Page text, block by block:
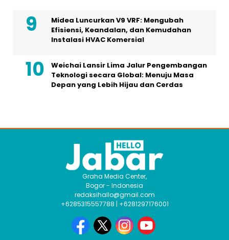
Midea Luncurkan V9 VRF: Mengubah
Efisiensi, Keandalan, dan Kemudahan
Instalasi HVAC Komersial
Weichai Lansir Lima Jalur Pengembangan
Teknologi secara Global: Menuju Masa
Depan yang Lebih Hijau dan Cerdas
Graha Media Center,
Bogor - Indonesia
redaksihallo@gmail.com
+6285315557788 | +6281297176001